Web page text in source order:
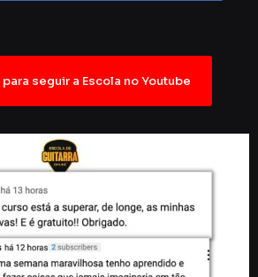
seguir a Escola no Youtube